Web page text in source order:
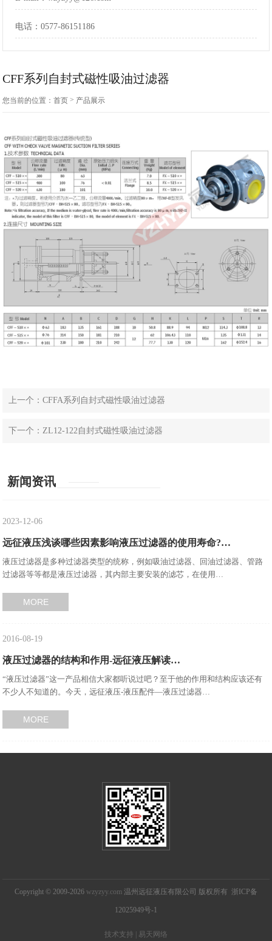
电话：0577-86151186
CFF系列自封式磁性吸油过滤器
您当前的位置：首页 > 产品展示
上一个：CFFA系列自封式磁性吸油过滤器
下一个：ZL12-122自封式磁性吸油过滤器
新闻资讯
2023-12-06
远征液压浅谈哪些因素影响液压过滤器的使用寿命?…
液压过滤器是多种过滤器类型的统称，例如吸油过滤器、回油过滤器、管路
过滤器等等都是液压过滤器，其内部主要安装的滤芯，在使用…
MORE
2016-08-19
液压过滤器的结构和作用-远征液压解读…
“液压过滤器”这一产品相信大家都听说过吧？至于他的作用和结构应该还有
不少人不知道的。今天，远征液压-液压配件—液压过滤器…
MORE
Copyright © 2009-2026 wzyzyy.com 温州远征液压有限公司 版权所有 浙ICP备
12025949号-1
技术支持 | 易天网络